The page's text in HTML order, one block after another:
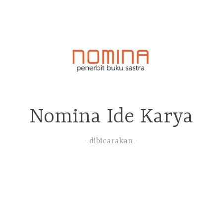
Nomina Ide Karya
dibicarakan